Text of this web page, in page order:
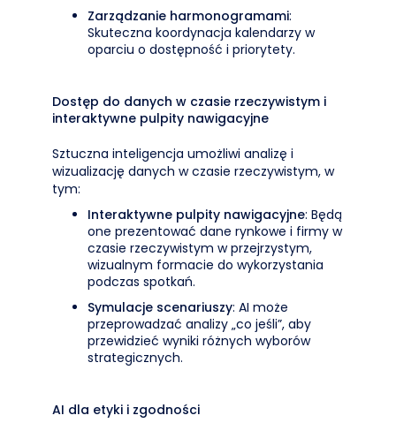
Zarządzanie harmonogramami:
Skuteczna koordynacja kalendarzy w
oparciu o dostępność i priorytety.
Dostęp do danych w czasie rzeczywistym i
interaktywne pulpity nawigacyjne
Sztuczna inteligencja umożliwi analizę i
wizualizację danych w czasie rzeczywistym, w
tym:
Interaktywne pulpity nawigacyjne: Będą
one prezentować dane rynkowe i firmy w
czasie rzeczywistym w przejrzystym,
wizualnym formacie do wykorzystania
podczas spotkań.
Symulacje scenariuszy: AI może
przeprowadzać analizy „co jeśli”, aby
przewidzieć wyniki różnych wyborów
strategicznych.
AI dla etyki i zgodności